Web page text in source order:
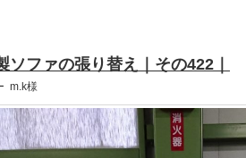
ソファの張り替え｜その422｜
m.k様